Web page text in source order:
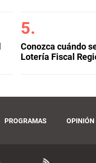
Conozca cuándo
Lotería Fiscal
PROGRAMAS OPINIÓN